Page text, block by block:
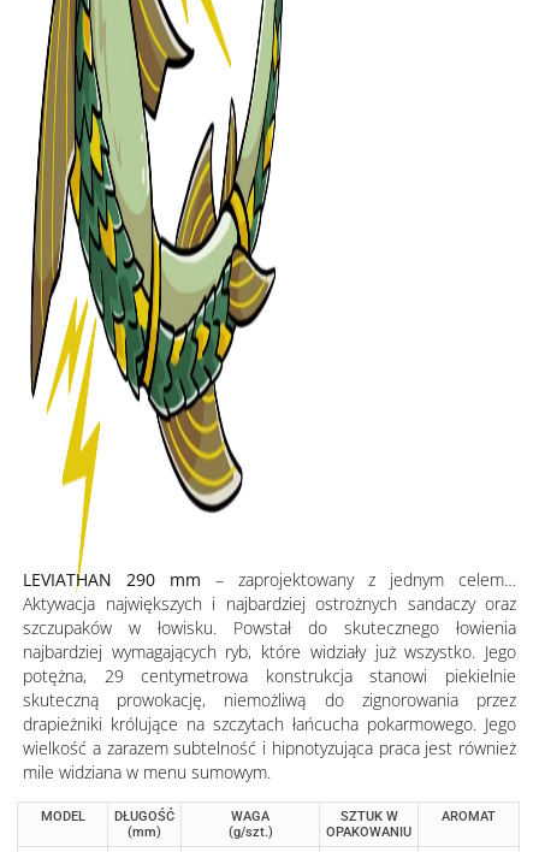
LEVIATHAN 290 mm – zaprojektowany z jednym celem…
Aktywacja największych i najbardziej ostrożnych sandaczy oraz
szczupaków w łowisku. Powstał do skutecznego łowienia
najbardziej wymagających ryb, które widziały już wszystko. Jego
potężna, 29 centymetrowa konstrukcja stanowi piekielnie
skuteczną prowokację, niemożliwą do zignorowania przez
drapieżniki królujące na szczytach łańcucha pokarmowego. Jego
wielkość a zarazem subtelność i hipnotyzująca praca jest również
mile widziana w menu sumowym.
MODEL
DŁUGOŚĆ
(mm)
WAGA
(g/szt.)
SZTUK W
OPAKOWANIU
AROMAT